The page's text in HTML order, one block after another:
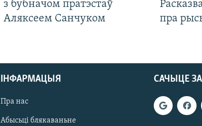
з бубначом пратэстаў
Аляксеем Санчуком
пра
САЧЫЦЕ
ІНФАРМАЦЫЯ
Пра нас
Абысьці блякаваньне